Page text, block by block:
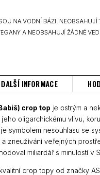
NA VODNÍ BÁZI,
A NEOBSAHUJÍ ŽÁDNÉ
DALŠÍ INFORMACE
crop top je ostrým a
oligarchickému vlivu,
symbolem nesouhlasu se
a zneužívání veřejných
miliardář s minulostí v
crop topy od značky